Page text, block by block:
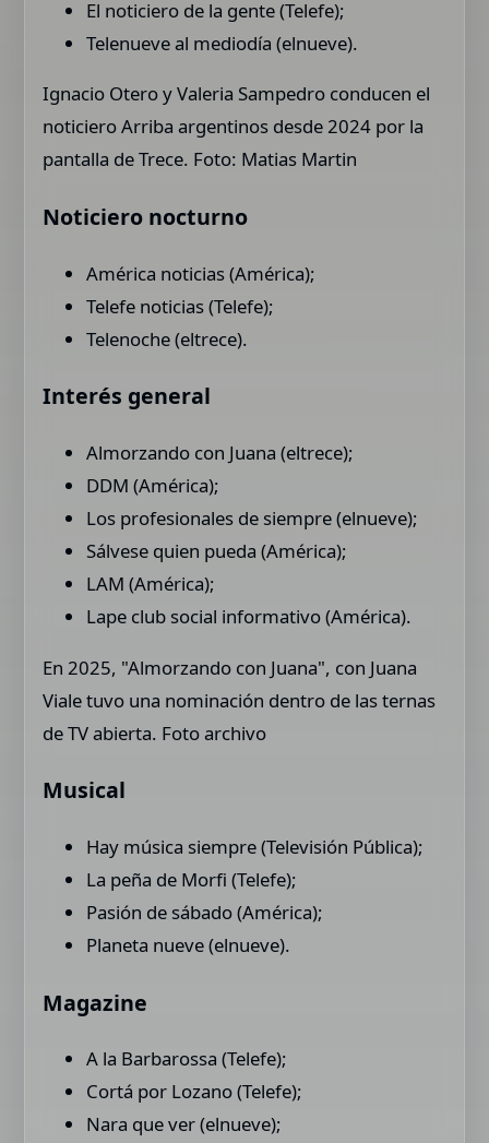
El noticiero de la gente (Telefe);
Telenueve al mediodía (elnueve).
Ignacio Otero y Valeria Sampedro conducen el
noticiero Arriba argentinos desde 2024 por la
pantalla de Trece. Foto: Matias Martin
Noticiero nocturno
América noticias (América);
Telefe noticias (Telefe);
Telenoche (eltrece).
Interés general
Almorzando con Juana (eltrece);
DDM (América);
Los profesionales de siempre (elnueve);
Sálvese quien pueda (América);
LAM (América);
Lape club social informativo (América).
En 2025, "Almorzando con Juana", con Juana
Viale tuvo una nominación dentro de las ternas
de TV abierta. Foto archivo
Musical
Hay música siempre (Televisión Pública);
La peña de Morfi (Telefe);
Pasión de sábado (América);
Planeta nueve (elnueve).
Magazine
A la Barbarossa (Telefe);
Cortá por Lozano (Telefe);
Nara que ver (elnueve);